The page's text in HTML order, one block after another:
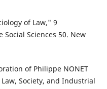
of Law," 9
Sciences 50. New
of Philippe NONET
Law, Society, and Industrial